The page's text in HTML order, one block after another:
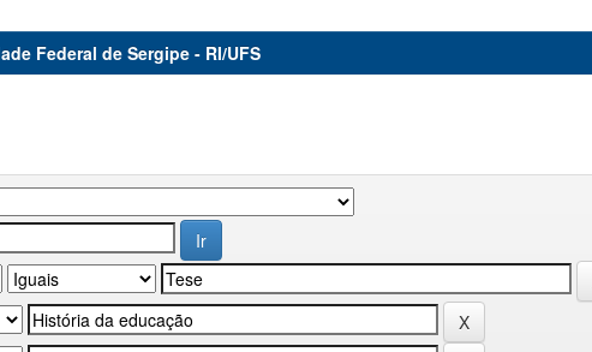
Federal de Sergipe - RI/UFS